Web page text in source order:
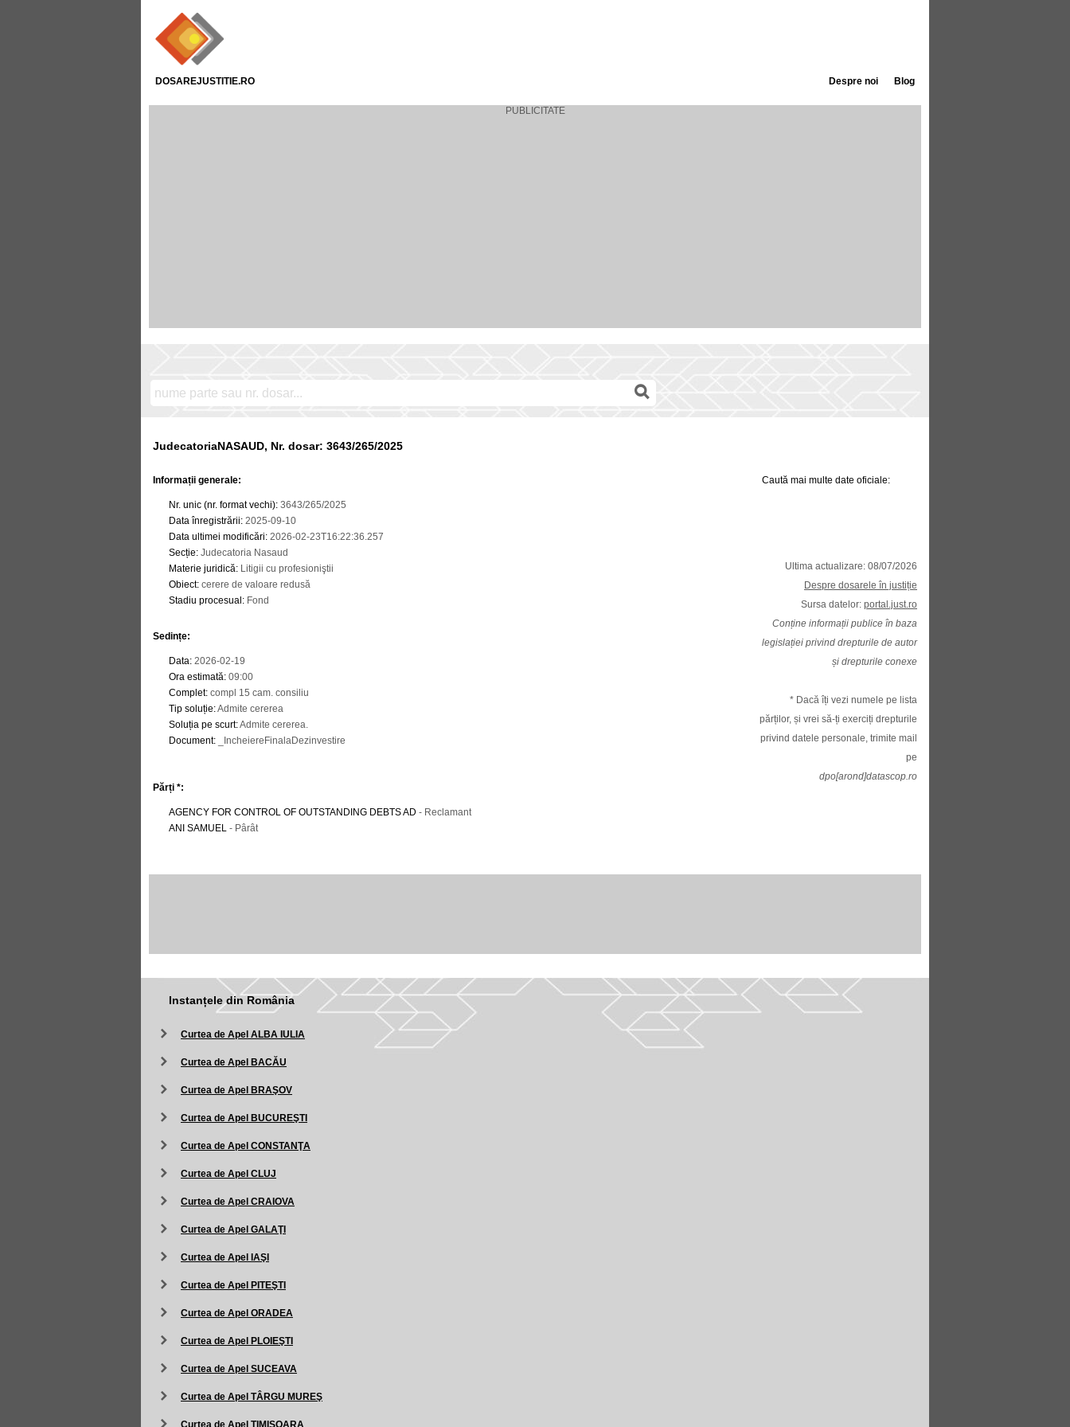
DOSAREJUSTITIE.RO Blog
Despre noi
JudecatoriaNASAUD, Nr. dosar: 3643/265/2025
Informații generale:
Nr. unic (nr. format vechi): 3643/265/2025
Data înregistrării: 2025-09-10
Data ultimei modificări: 2026-02-23T16:22:36.257
Secție: Judecatoria Nasaud
Materie juridică: Litigii cu profesioniştii
Obiect: cerere de valoare redusă
Stadiu procesual : Fond
Sedințe:
Data: 2026-02-19
Ora estimată: 09:00
Complet: compl 15 cam. consiliu
Tip soluție:Admite cererea
Soluția pe scurt:Admite cererea.
Document: _IncheiereFinalaDezinvestire
Părți *:
AGENCY FOR CONTROL OF OUTSTANDING DEBTS AD - Reclamant
ANI SAMUEL - Pârât
Caută mai multe date oficiale:
Ultima actualizare: 08/07/2026
Despre dosarele în justiție
Sursa datelor: portal.just.ro
Conține informații publice în baza
legislației privind drepturile de autor
și drepturile conexe
* Dacă îți vezi numele pe lista
părților, și vrei să-ți exerciți drepturile
privind datele personale, trimite mail
pe
dpo[arond]datascop.ro
Instanțele din România
Curtea de Apel ALBA IULIA
Curtea de Apel BACĂU
Curtea de Apel BRAŞOV
Curtea de Apel BUCUREŞTI
Curtea de Apel CONSTANŢA
Curtea de Apel CLUJ
Curtea de Apel CRAIOVA
Curtea de Apel GALAŢI
Curtea de Apel IAŞI
Curtea de Apel PITEŞTI
Curtea de Apel ORADEA
Curtea de Apel PLOIEŞTI
Curtea de Apel SUCEAVA
Curtea de Apel TÂRGU MUREŞ
Curtea de Apel TIMIŞOARA